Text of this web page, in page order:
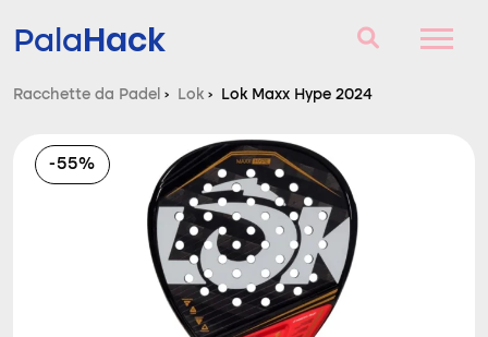
PalaHack
Racchette da Padel
Domande e risposte
Comparatore
Racchette da Padel › Lok › Lok Maxx Hype 2024
-55%